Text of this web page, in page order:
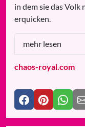
in dem sie das
erquicken.
mehr lesen
chaos-royal.com